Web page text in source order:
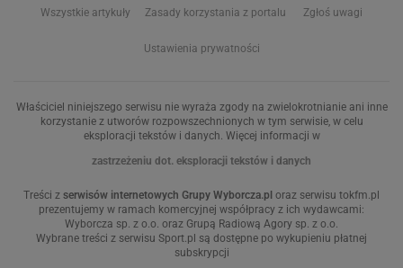
Wszystkie artykuły Zasady korzystania z portalu Zgłoś uwagi
Ustawienia prywatności
Właściciel niniejszego serwisu nie wyraża zgody na zwielokrotnianie ani inne
korzystanie z utworów rozpowszechnionych w tym serwisie, w celu
eksploracji tekstów i danych. Więcej informacji w
zastrzeżeniu dot. eksploracji tekstów i danych
Treści z serwisów internetowych Grupy Wyborcza.pl oraz serwisu tokfm.pl
prezentujemy w ramach komercyjnej współpracy z ich wydawcami:
Wyborcza sp. z o.o. oraz Grupą Radiową Agory sp. z o.o.
Wybrane treści z serwisu Sport.pl są dostępne po wykupieniu płatnej
subskrypcji